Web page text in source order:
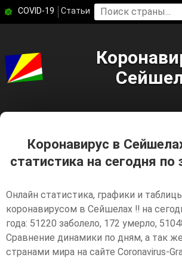
COVID-19 Статьи
Коронавирус в
статистика на сегодня
Онлайн статистика, графики и
коронавирусом в Сейшелах ‼️ на
года: 51220 заболело, 172 умерло,
Сравнение динамики по дням, а так
странами мира на сайте Coronavirus-